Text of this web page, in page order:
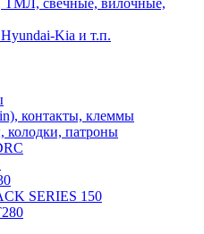
ТМЛ, свечные, вилочные,
Kia и т.п.
контакты, клеммы
колодки, патроны
SERIES 150